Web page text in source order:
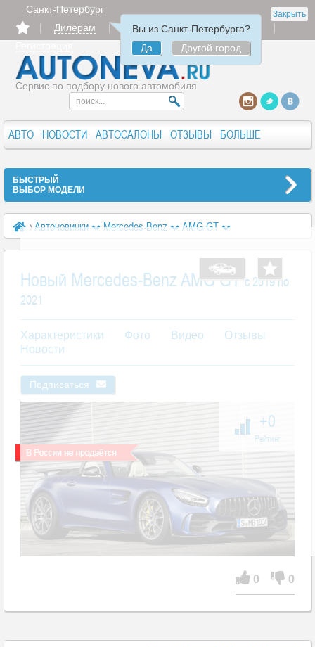
Закрыть
Санкт-Петербург
Вы из Санкт-Петербурга?
Да
Другой город
Дилерам Продать
Авторизация
Сервис по подбору нового автомобиля
АВТО НОВОСТИ АВТОСАЛОНЫ ОТЗЫВЫ БОЛЬШЕ
БЫСТРЫЙ
ВЫБОР МОДЕЛИ
Автоновинки Mercedes-Benz
AMG GT
Mercedes-Benz AMG GT I
Новый Mercedes-Benz AMG GTc 2019 по
2021
Характеристики Фото Видео
Отзывы
Новости
Подписаться
+0
Рейтинг
0 0